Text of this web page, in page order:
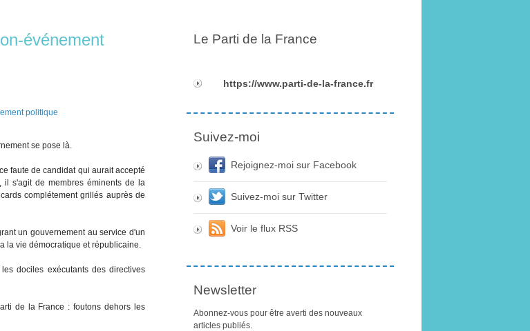
événement
se pose là.
faute de candidat qui aurait accepté
il s'agit de membres éminents de la
complétement grillés auprès de
un gouvernement au service d'un
la vie démocratique et républicaine.
dociles exécutants des directives
de la France : foutons dehors les
Le Parti de la France
https://www.parti-de-la-france.fr
Suivez-moi
Rejoignez-moi sur Facebook
Suivez-moi sur Twitter
Voir le flux RSS
Newsletter
Abonnez-vous pour être averti des nouveaux
articles publiés.